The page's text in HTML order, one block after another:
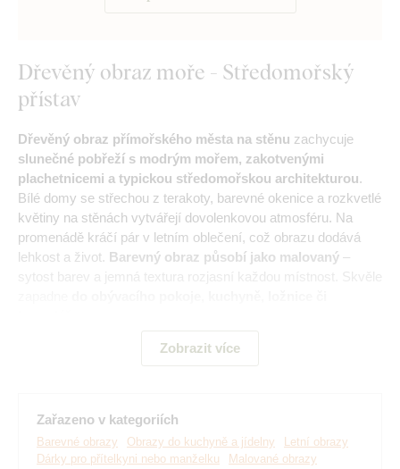
Dřevěný obraz moře - Středomořský
přístav
Dřevěný obraz přímořského města na stěnu zachycuje
slunečné pobřeží s modrým mořem, zakotvenými
plachetnicemi a typickou středomořskou architekturou.
Bílé domy se střechou z terakoty, barevné okenice a rozkvetlé
květiny na stěnách vytvářejí dovolenkovou atmosféru. Na
promenádě kráčí pár v letním oblečení, což obrazu dodává
lehkost a život. Barevný obraz působí jako malovaný –
sytost barev a jemná textura rozjasní každou místnost. Skvěle
Zobrazit více
Zařazeno v kategoriích
Barevné obrazy Obrazy do kuchyně a jídelny
Letní obrazy
Dárky pro přítelkyni nebo manželku
Malované obrazy